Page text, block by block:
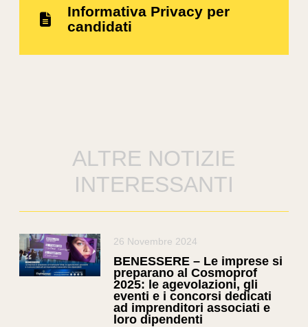
Informativa Privacy per
candidati
ALTRE NOTIZIE
INTERESSANTI
26 Novembre 2024
BENESSERE – Le imprese si
preparano al Cosmoprof
2025: le agevolazioni, gli
eventi e i concorsi dedicati
ad imprenditori associati e
loro dipendenti